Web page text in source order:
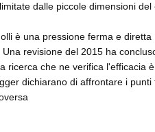
dalle piccole dimensioni
è una pressione ferma e
revisione del 2015 ha
ricerca che ne verifica l'efficacia è
dichiarano di affrontare i